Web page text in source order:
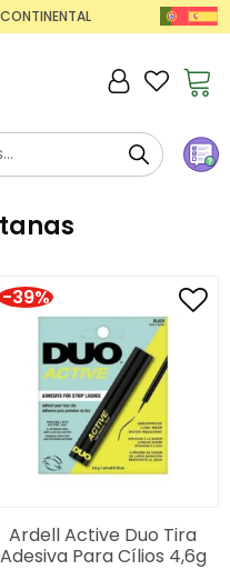
-39%
Ardell Active Duo Tira
Adesiva Para Cílios 4,6g